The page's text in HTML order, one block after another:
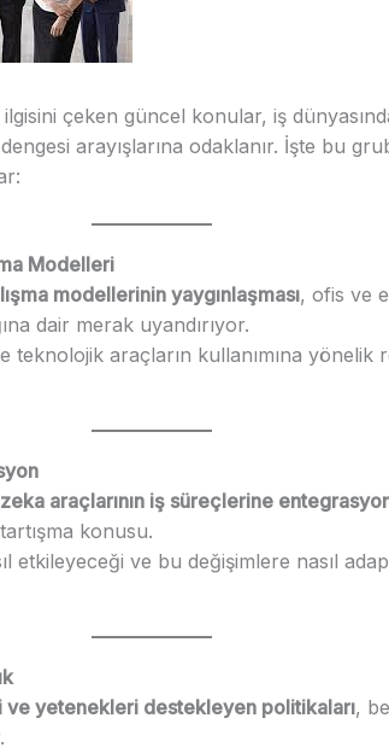
ilgisini çeken güncel konular, iş
arayışlarına odaklanır. İşte bu
Modelleri
modellerinin yaygınlaşması, ofis ve
dair merak uyandırıyor.
teknolojik araçların kullanımına yönelik
araçlarının iş süreçlerine
konusu.
etkileyeceği ve bu değişimlere nasıl
ve yetenekleri destekleyen politikaları,